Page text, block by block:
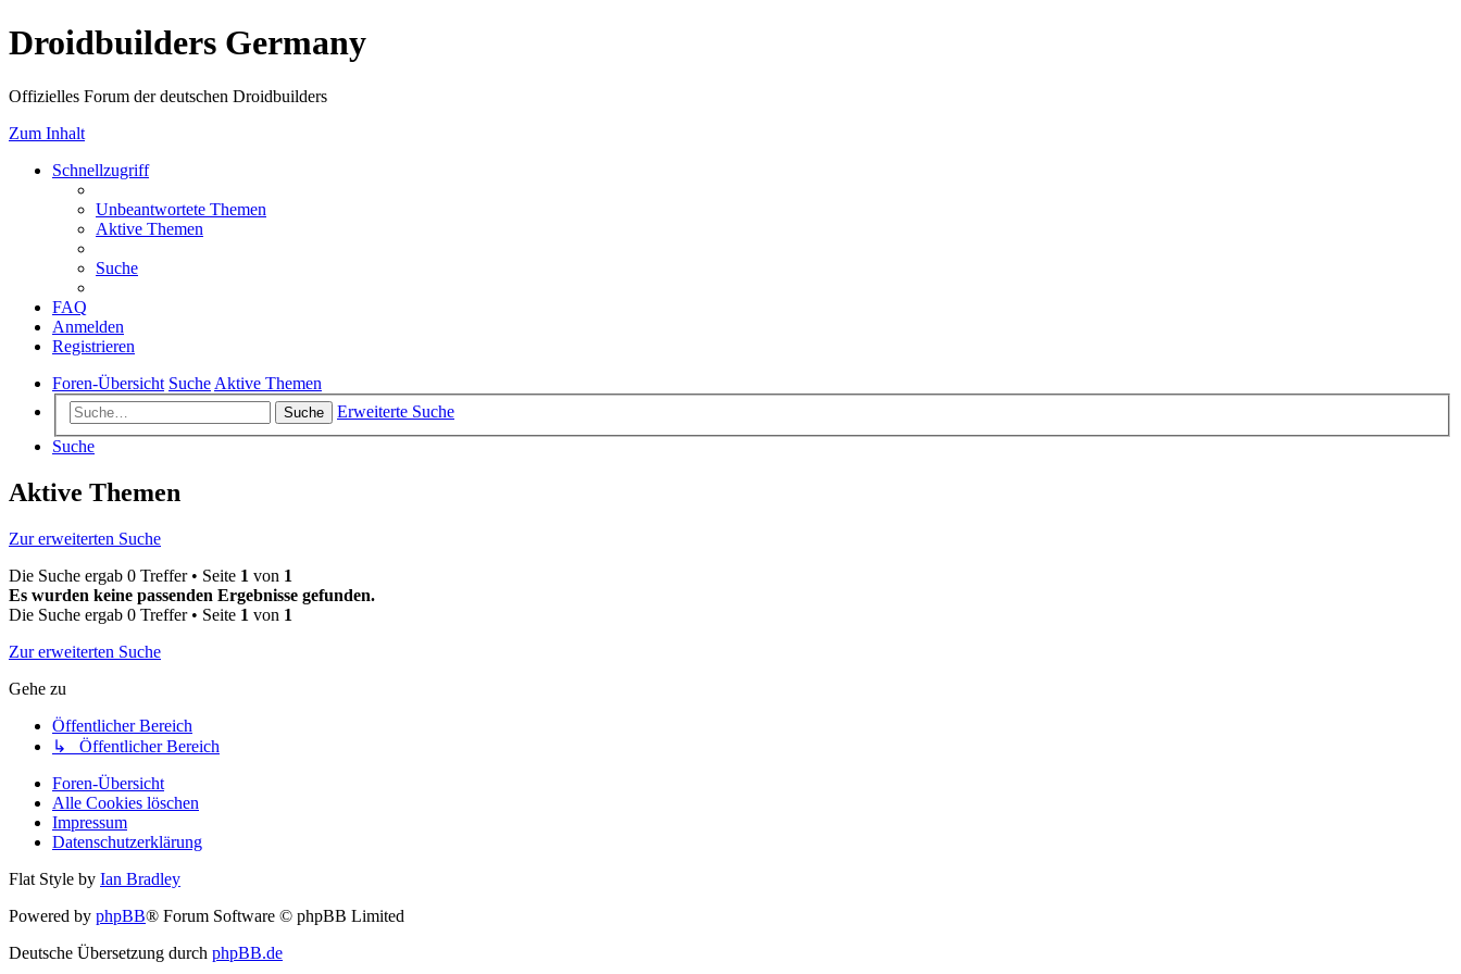
Droidbuilders Germany
Offizielles Forum der deutschen Droidbuilders
Zum Inhalt
Schnellzugriff
Unbeantwortete Themen
Aktive Themen
Suche
FAQ
Anmelden
Registrieren
Foren-Übersicht Suche Aktive Themen
Suche
Erweiterte Suche
Suche
Aktive Themen
Zur erweiterten Suche
Die Suche ergab 0 Treffer • Seite 1 von 1
Es wurden keine passenden Ergebnisse gefunden.
Die Suche ergab 0 Treffer • Seite 1 von 1
Zur erweiterten Suche
Gehe zu
Öffentlicher Bereich
↳ Öffentlicher Bereich
Foren-Übersicht
Alle Cookies löschen
Impressum
Datenschutzerklärung
Flat Style by Ian Bradley
Powered by phpBB® Forum Software © phpBB Limited
Deutsche Übersetzung durch phpBB.de